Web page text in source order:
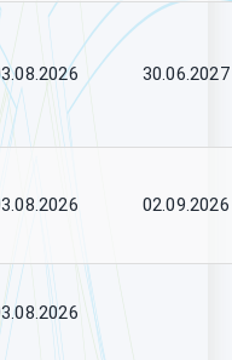
30.06.2027
02.09.2026